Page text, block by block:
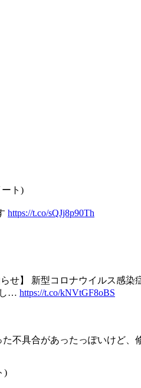
ト)
https://t.co/sQJj8p90Th
せ】 新型コロナウイルス感
… https://t.co/kNVtGF8oBS
不具合があったっぽいけど
)